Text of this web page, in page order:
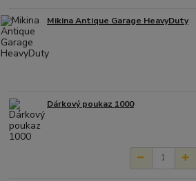
Mikina Antique Garage HeavyDuty
Dárkový poukaz 1000